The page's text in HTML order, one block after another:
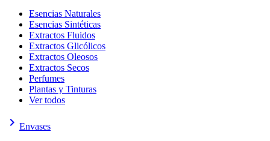
Esencias Naturales
Esencias Sintéticas
Extractos Fluidos
Extractos Glicólicos
Extractos Oleosos
Extractos Secos
Perfumes
Plantas y Tinturas
Ver todos
keyboard_arrow_right Envases